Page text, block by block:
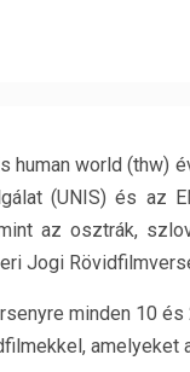
human world (thw)
(UNIS) és az
az osztrák,
Jogi
minden 10
amelyeket